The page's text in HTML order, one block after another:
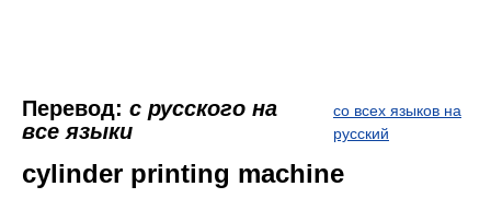
Перевод: с русского на
все языки
со всех языков на
русский
cylinder printing machine